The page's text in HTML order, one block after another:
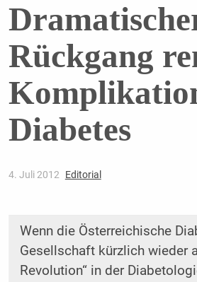
Rückgang
Diabetes
4. Juli 2012 Editorial
Wenn die Österreichische
Gesellschaft kürzlich wieder
Revolution“ in der